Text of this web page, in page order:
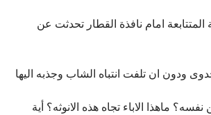
المتتابعة امام نافذة القطار تحدثت عن
ودون ان تلفت انتباه الشاب وجذبه اليها
ماهذا الاباء تجاه هذه الانوثه؟ أية